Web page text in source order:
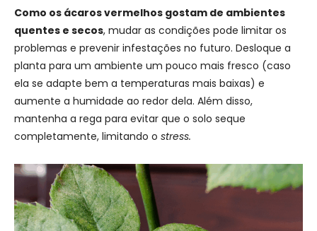
Como os ácaros vermelhos gostam de ambientes
quentes e secos, mudar as condições pode limitar os
problemas e prevenir infestações no futuro. Desloque a
planta para um ambiente um pouco mais fresco (caso
ela se adapte bem a temperaturas mais baixas) e
aumente a humidade ao redor dela. Além disso,
mantenha a rega para evitar que o solo seque
completamente, limitando o stress.